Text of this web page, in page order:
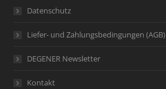
Datenschutz
Liefer- und Zahlungsbedingungen (AGB)
DEGENER Newsletter
Kontakt